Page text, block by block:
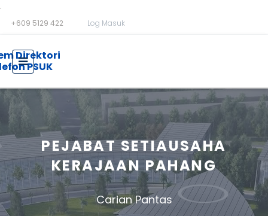
.
+609 5129 422 Log Masuk
Direktori
PSUK
PEJABAT SETIAUSAHA
KERAJAAN PAHANG
Carian Pantas